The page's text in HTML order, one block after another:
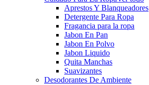
Aprestos Y Blanqueadores
Detergente Para Ropa
Fragancia para la ropa
Jabon En Pan
Jabon En Polvo
Jabon Liquido
Quita Manchas
Suavizantes
Desodorantes De Ambiente